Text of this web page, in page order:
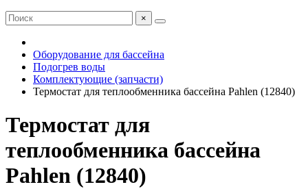
×
Оборудование для бассейна
Подогрев воды
Комплектующие (запчасти)
Термостат для теплообменника бассейна Рahlen (12840)
Термостат для
теплообменника бассейна
Рahlen (12840)